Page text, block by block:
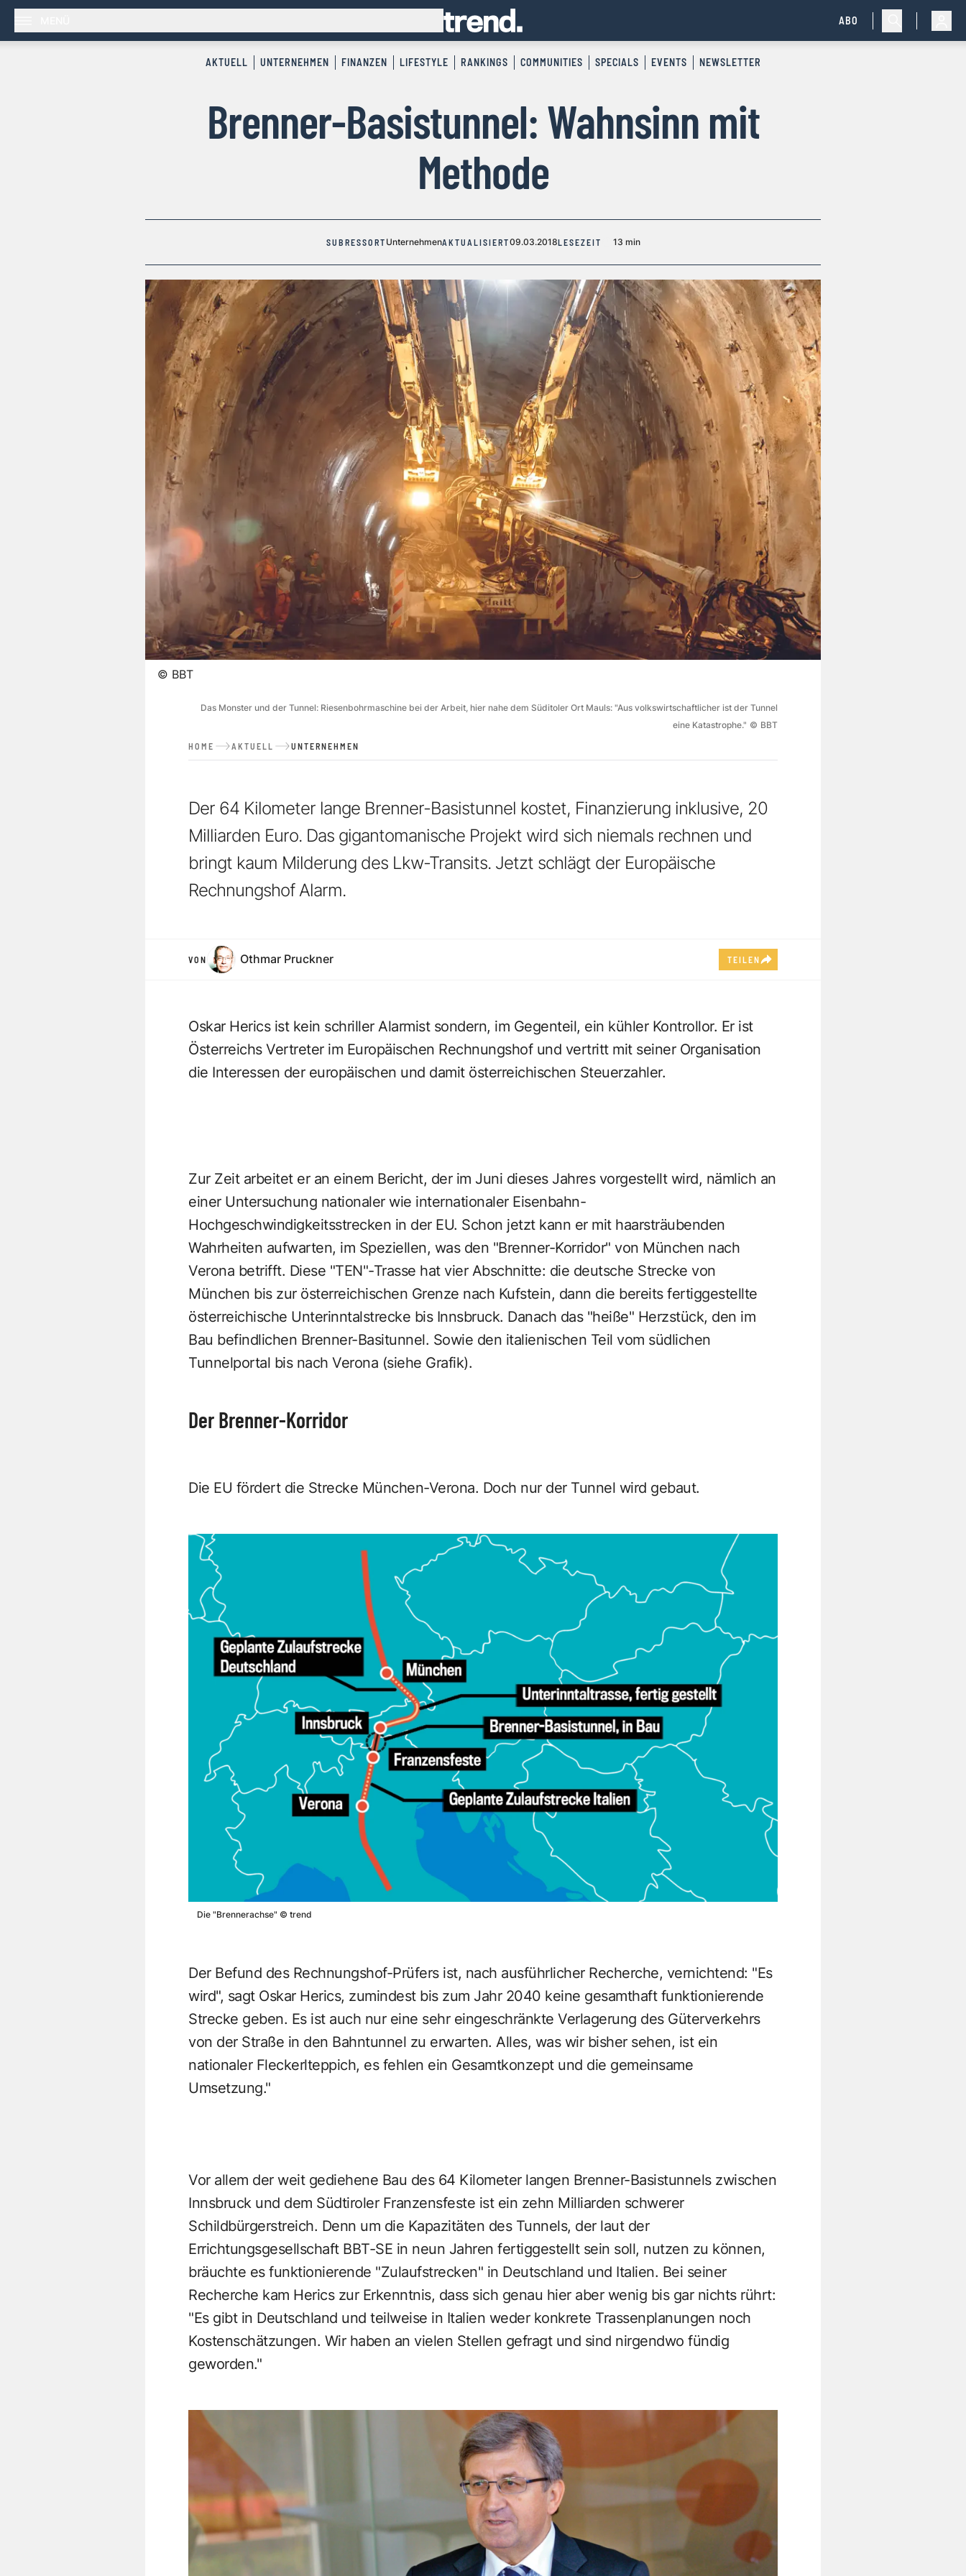
ABO
AKTUELL UNTERNEHMEN FINANZEN LIFESTYLE RANKINGS COMMUNITIES SPECIALS EVENTS NEWSLETTER
Brenner-Basistunnel: Wahnsinn mit
Methode
SUBRESSORT UnternehmenAKTUALISIERT09.03.2018LESEZEIT 13 min
© BBT
Das Monster und der Tunnel: Riesenbohrmaschine bei der Arbeit, hier nahe dem Süditoler Ort Mauls: "Aus volkswirtschaftlicher ist der Tunnel
eine Katastrophe." © BBT
HOME AKTUELL UNTERNEHMEN
Der 64 Kilometer lange Brenner-Basistunnel kostet, Finanzierung inklusive, 20
Milliarden Euro. Das gigantomanische Projekt wird sich niemals rechnen und
bringt kaum Milderung des Lkw-Transits. Jetzt schlägt der Europäische
Rechnungshof Alarm.
VON Othmar Pruckner TEILEN
Oskar Herics ist kein schriller Alarmist sondern, im Gegenteil, ein kühler Kontrollor. Er ist
Österreichs Vertreter im Europäischen Rechnungshof und vertritt mit seiner Organisation
die Interessen der europäischen und damit österreichischen Steuerzahler.
Zur Zeit arbeitet er an einem Bericht, der im Juni dieses Jahres vorgestellt wird, nämlich an
einer Untersuchung nationaler wie internationaler Eisenbahn-
Hochgeschwindigkeitsstrecken in der EU. Schon jetzt kann er mit haarsträubenden
Wahrheiten aufwarten, im Speziellen, was den "Brenner-Korridor" von München nach
Verona betrifft. Diese "TEN"-Trasse hat vier Abschnitte: die deutsche Strecke von
München bis zur österreichischen Grenze nach Kufstein, dann die bereits fertiggestellte
österreichische Unterinntalstrecke bis Innsbruck. Danach das "heiße" Herzstück, den im
Bau befindlichen Brenner-Basitunnel. Sowie den italienischen Teil vom südlichen
Tunnelportal bis nach Verona (siehe Grafik).
Der Brenner-Korridor
Die EU fördert die Strecke München-Verona. Doch nur der Tunnel wird gebaut.
Die "Brennerachse" © trend
Der Befund des Rechnungshof-Prüfers ist, nach ausführlicher Recherche, vernichtend: "Es
wird", sagt Oskar Herics, zumindest bis zum Jahr 2040 keine gesamthaft funktionierende
Strecke geben. Es ist auch nur eine sehr eingeschränkte Verlagerung des Güterverkehrs
von der Straße in den Bahntunnel zu erwarten. Alles, was wir bisher sehen, ist ein
nationaler Fleckerlteppich, es fehlen ein Gesamtkonzept und die gemeinsame
Umsetzung."
Vor allem der weit gediehene Bau des 64 Kilometer langen Brenner-Basistunnels zwischen
Innsbruck und dem Südtiroler Franzensfeste ist ein zehn Milliarden schwerer
Schildbürgerstreich. Denn um die Kapazitäten des Tunnels, der laut der
Errichtungsgesellschaft BBT-SE in neun Jahren fertiggestellt sein soll, nutzen zu können,
bräuchte es funktionierende "Zulaufstrecken" in Deutschland und Italien. Bei seiner
Recherche kam Herics zur Erkenntnis, dass sich genau hier aber wenig bis gar nichts rührt:
"Es gibt in Deutschland und teilweise in Italien weder konkrete Trassenplanungen noch
Kostenschätzungen. Wir haben an vielen Stellen gefragt und sind nirgendwo fündig
geworden."